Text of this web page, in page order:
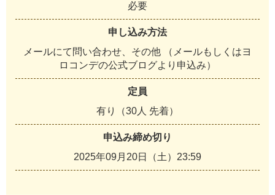
必要
申し込み方法
メールにて問い合わせ、その他 （メールもしくはヨ
ロコンデの公式ブログより申込み）
定員
有り（30人 先着）
申込み締め切り
2025年09月20日（土）23:59